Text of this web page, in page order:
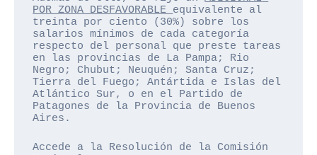
POR ZONA DESFAVORABLE equivalente al
treinta por ciento (30%) sobre los
salarios mínimos de cada categoría
respecto del personal que preste tareas
en las provincias de La Pampa; Rio
Negro; Chubut; Neuquén; Santa Cruz;
Tierra del Fuego; Antártida e Islas del
Atlántico Sur, o en el Partido de
Patagones de la Provincia de Buenos
Aires.
Accede a la Resolución de la Comisión